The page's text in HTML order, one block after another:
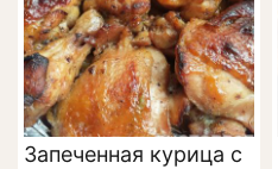
Запеченная курица с